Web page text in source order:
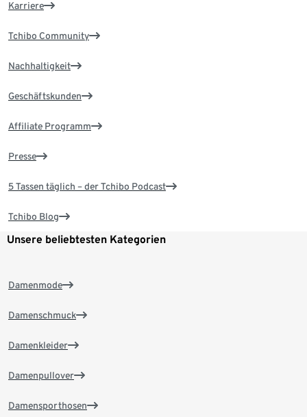
Karriere
Tchibo Community
Nachhaltigkeit
Geschäftskunden
Affiliate Programm
Presse
5 Tassen täglich – der Tchibo Podcast
Tchibo Blog
Unsere beliebtesten Kategorien
Damenmode
Damenschmuck
Damenkleider
Damenpullover
Damensporthosen